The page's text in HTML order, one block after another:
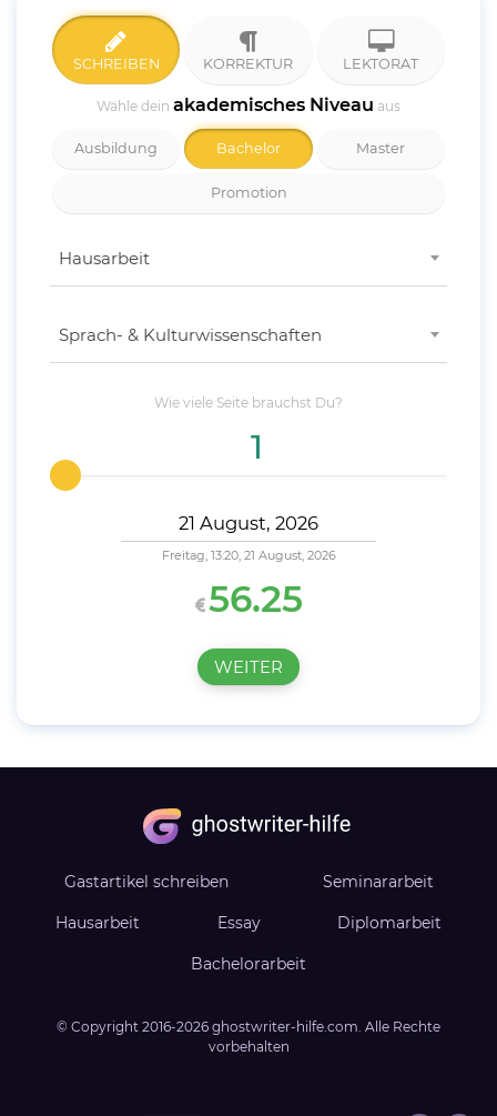
SCHREIBEN KORREKTUR LEKTORAT
Wähle dein akademisches Niveau aus
Ausbildung Bachelor Master
Promotion
Hausarbeit
Sprach- & Kulturwissenschaften
Wie viele Seite brauchst Du?
56.25
Freitag, 13:20, 21 August, 2026
WEITER
Gastartikel schreiben Seminararbeit
Hausarbeit Essay Diplomarbeit
Bachelorarbeit
© Copyright 2016-2026 ghostwriter-hilfe.com . Alle Rechte
vorbehalten